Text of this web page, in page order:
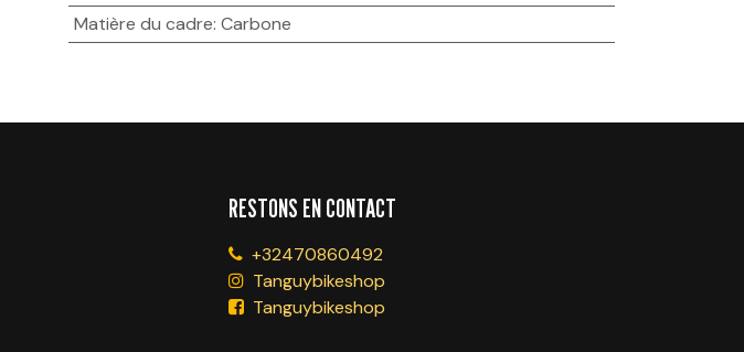
Matière du cadre: Carbone
RESTONS EN CONTACT
+32470860492
Tanguybikeshop
Tanguybikeshop